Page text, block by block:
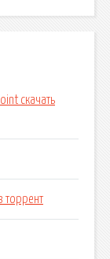
скачать
торрент